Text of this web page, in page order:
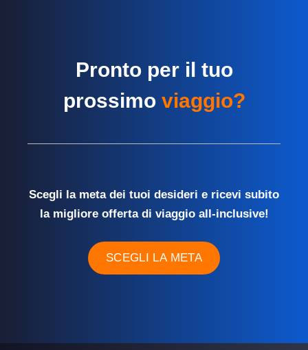
Pronto per il tuo
prossimo viaggio?
Scegli la meta dei tuoi desideri e ricevi subito
la migliore offerta di viaggio all-inclusive!
SCEGLI LA META